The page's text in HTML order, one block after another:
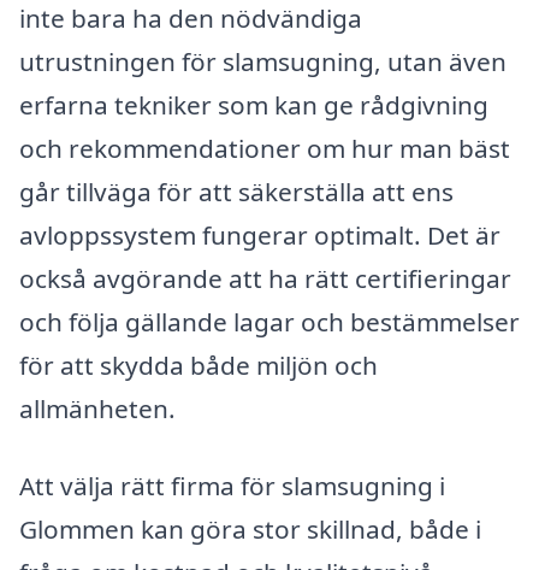
inte bara ha den nödvändiga
utrustningen för slamsugning, utan även
erfarna tekniker som kan ge rådgivning
och rekommendationer om hur man bäst
går tillväga för att säkerställa att ens
avloppssystem fungerar optimalt. Det är
också avgörande att ha rätt certifieringar
och följa gällande lagar och bestämmelser
för att skydda både miljön och
allmänheten.
Att välja rätt firma för slamsugning i
Glommen kan göra stor skillnad, både i